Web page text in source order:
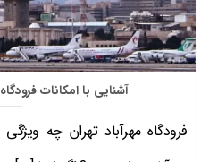
آشنایی با امکانات
فرودگاه مهرآباد تهران چه